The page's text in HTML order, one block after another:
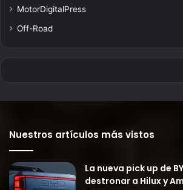
MotorDigitalPress
Off-Road
Nuestros artículos más vistos
La nueva pick up de
destronar a Hilux y